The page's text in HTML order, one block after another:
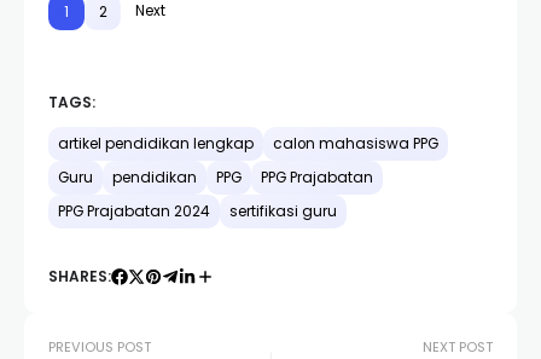
1 2 Next
TAGS:
artikel pendidikan lengkap
calon mahasiswa PPG
Guru
pendidikan PPG
PPG Prajabatan
PPG Prajabatan 2024
sertifikasi guru
SHARES:
PREVIOUS POST NEXT POST